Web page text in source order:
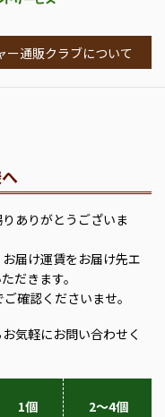
ー通販クラブについて
ありがとうございま
届け運賃をお届け先エ
だきます。
確認くださいませ。
気軽にお問い合わせく
1個 2～4個